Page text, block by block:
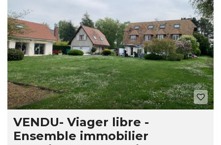
VENDU- Viager libre -
Ensemble immobilier